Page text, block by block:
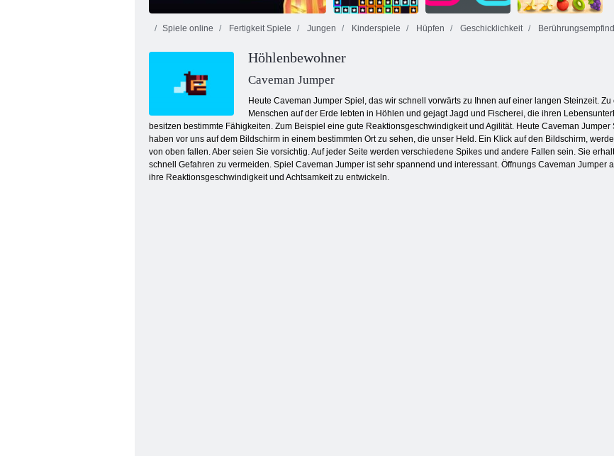
Kogama: Dunkler Parkour
Spiele online Fertigkeit Spiele Jungen Kinderspiele Hüpfen Geschicklichkeit
Höhlenbewohner
Caveman Jumper
Heute Caveman Jumper Spiel, das wir schnell vorwärts zu Ihnen auf einer langen Steinzeit.
Menschen auf der Erde lebten in Höhlen und gejagt Jagd und Fischerei, die ihren
besitzen bestimmte Fähigkeiten. Zum Beispiel eine gute Reaktionsgeschwindigkeit und Agilität. Heute Caveman
haben vor uns auf dem Bildschirm in einem bestimmten Ort zu sehen, die unser Held. Ein Klick auf den Bildschirm,
von oben fallen. Aber seien Sie vorsichtig. Auf jeder Seite werden verschiedene Spikes und andere Fallen sein. Sie
schnell Gefahren zu vermeiden. Spiel Caveman Jumper ist sehr spannend und interessant. Öffnungs Caveman
ihre Reaktionsgeschwindigkeit und Achtsamkeit zu entwickeln.